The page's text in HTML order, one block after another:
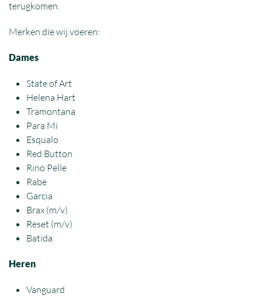
terugkomen.
Merken die wij voeren:
Dames
State of Art
Helena Hart
Tramontana
Para Mi
Esqualo
Red Button
Rino Pelle
Rabe
Garcia
Brax (m/v)
Reset (m/v)
Batida
Heren
Vanguard